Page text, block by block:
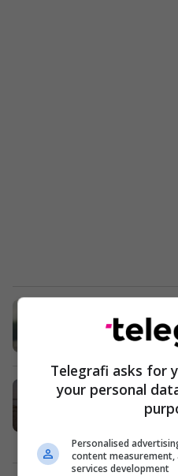
dhe pse
Aktivitete
Ecja apo
aktivitet
Lifestyle
Telegrafi asks for
your personal
Personalised
content measurement,
services development